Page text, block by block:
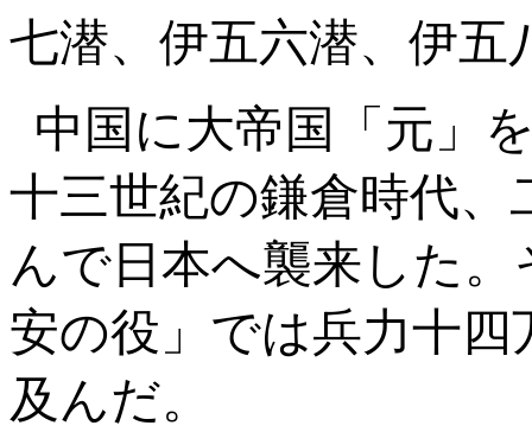
七潜、伊五六潜、伊
中国に大帝国「元」
十三世紀の鎌倉時代
んで日本へ襲来した
安の役」では兵力十
及んだ。